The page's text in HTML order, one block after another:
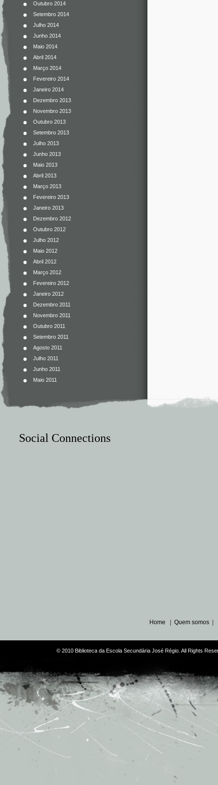
Outubro 2014
Setembro 2014
Julho 2014
Junho 2014
Maio 2014
Abril 2014
Março 2014
Fevereiro 2014
Janeiro 2014
Dezembro 2013
Novembro 2013
Outubro 2013
Setembro 2013
Julho 2013
Junho 2013
Maio 2013
Abril 2013
Março 2013
Fevereiro 2013
Janeiro 2013
Dezembro 2012
Outubro 2012
Julho 2012
Maio 2012
Abril 2012
Março 2012
Fevereiro 2012
Janeiro 2012
Dezembro 2011
Novembro 2011
Outubro 2011
Setembro 2011
Agosto 2011
Julho 2011
Junho 2011
Maio 2011
Social Connections
Home Quem somos
© 2010 Biblioteca da Escola Secundária José Régio. All Rights